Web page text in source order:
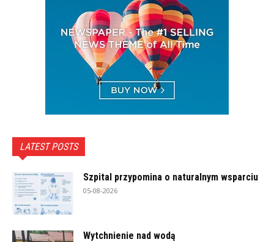
LATEST POSTS
Szpital przypomina o naturalnym wsparciu
05-08-2026
Wytchnienie nad wodą